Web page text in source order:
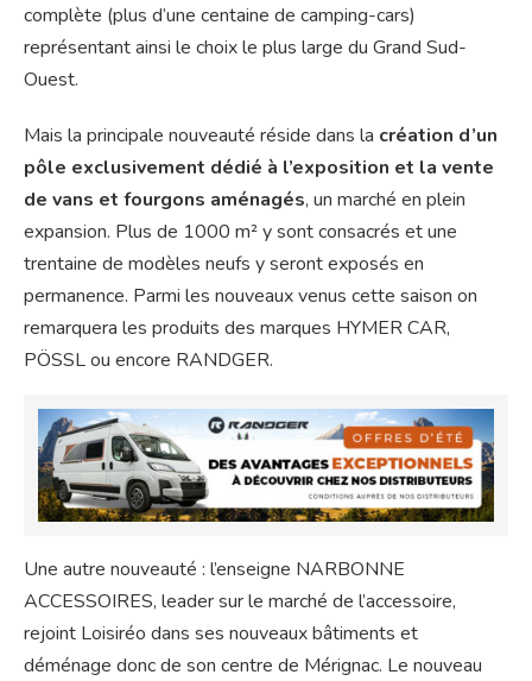
complète (plus d’une centaine de camping-cars)
représentant ainsi le choix le plus large du Grand Sud-
Ouest.
Mais la principale nouveauté réside dans la création d’un
pôle exclusivement dédié à l’exposition et la vente
de vans et fourgons aménagés, un marché en plein
expansion. Plus de 1000 m² y sont consacrés et une
trentaine de modèles neufs y seront exposés en
permanence. Parmi les nouveaux venus cette saison on
remarquera les produits des marques HYMER CAR,
PÖSSL ou encore RANDGER.
Une autre nouveauté : l’enseigne NARBONNE
ACCESSOIRES, leader sur le marché de l’accessoire,
rejoint Loisiréo dans ses nouveaux bâtiments et
déménage donc de son centre de Mérignac. Le nouveau